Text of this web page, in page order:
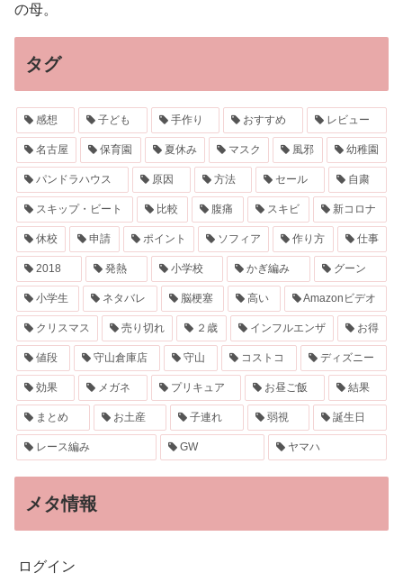
の母。
タグ
感想 子ども 手作り おすすめ レビュー
名古屋 保育園 夏休み マスク 風邪 幼稚園
パンドラハウス 原因 方法 セール 自粛
スキップ・ビート 比較 腹痛 スキビ 新コロナ
休校 申請 ポイント ソフィア 作り方 仕事
2018 発熱 小学校 かぎ編み グーン
小学生 ネタバレ 脳梗塞 高い Amazonビデオ
クリスマス 売り切れ ２歳 インフルエンザ お得
値段 守山倉庫店 守山 コストコ ディズニー
効果 メガネ プリキュア お昼ご飯 結果
まとめ お土産 子連れ 弱視 誕生日
レース編み GW ヤマハ
メタ情報
ログイン